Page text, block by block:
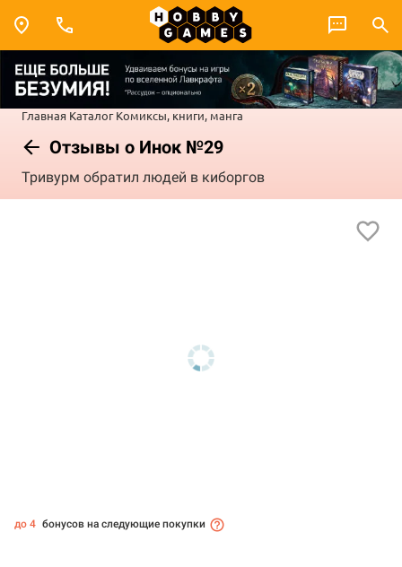
Главная Каталог Комиксы, книги, манга
Отзывы о Инок №29
Тривурм обратил людей в киборгов
до 4 бонусов на следующие покупки